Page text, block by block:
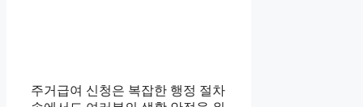
주거급여 신청은 복잡한 행정 절차